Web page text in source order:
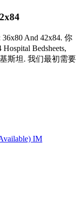
36x80 And 42x84. 你
Bedsheets,
斯坦. 我们最初需要
IM